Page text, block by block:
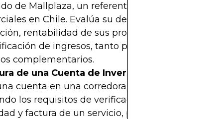
de Mallplaza, un referente en el sector de
en Chile. Evalúa su desempeño en
rentabilidad de sus propiedades y
de ingresos, tanto por alquileres como
complementarios.
de una Cuenta de Inversión:
cuenta en una corredora de bolsa autorizada
los requisitos de verificación habituales
y factura de un servicio, por ejemplo, de Enel